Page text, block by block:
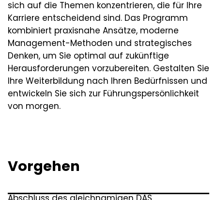
sich auf die Themen konzentrieren, die für Ihre
Karriere entscheidend sind. Das Programm
kombiniert praxisnahe Ansätze, moderne
Management-Methoden und strategisches
Denken, um Sie optimal auf zukünftige
Herausforderungen vorzubereiten. Gestalten Sie
Ihre Weiterbildung nach Ihren Bedürfnissen und
entwickeln Sie sich zur Führungspersönlichkeit
von morgen.
Vorgehen